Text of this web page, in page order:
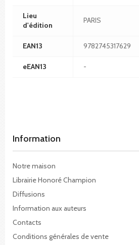
Lieu
d'édition
PARIS
EAN13 9782745317629
eEAN13 -
Information
Notre maison
Librairie Honoré Champion
Diffusions
Information aux auteurs
Contacts
Conditions générales de vente